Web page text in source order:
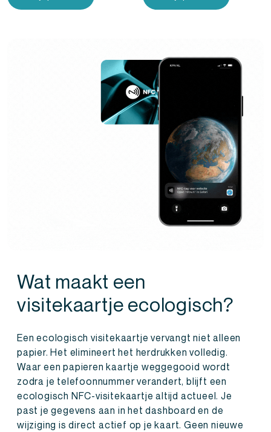
Wat maakt een
visitekaartje ecologisch?
Een ecologisch visitekaartje vervangt niet alleen
papier. Het elimineert het herdrukken volledig.
Waar een papieren kaartje weggegooid wordt
zodra je telefoonnummer verandert, blijft een
ecologisch NFC-visitekaartje altijd actueel. Je
past je gegevens aan in het dashboard en de
wijziging is direct actief op je kaart. Geen nieuwe